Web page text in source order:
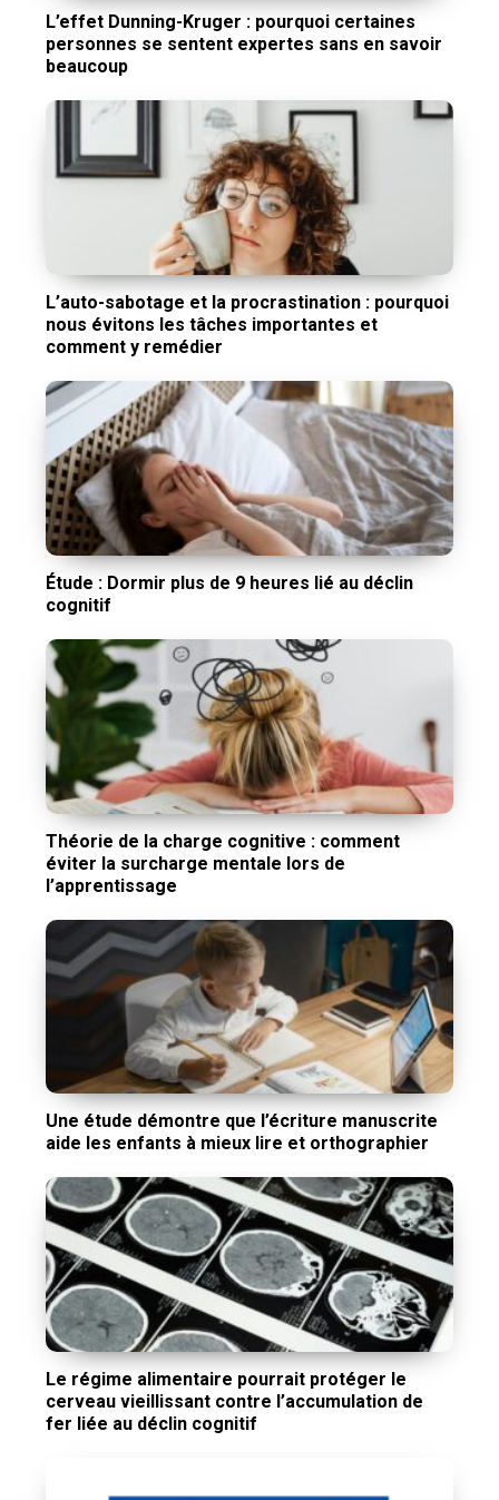
L’effet Dunning-Kruger : pourquoi certaines
personnes se sentent expertes sans en savoir
beaucoup
L’auto-sabotage et la procrastination : pourquoi
nous évitons les tâches importantes et
comment y remédier
Étude : Dormir plus de 9 heures lié au déclin
cognitif
Théorie de la charge cognitive : comment
éviter la surcharge mentale lors de
l’apprentissage
Une étude démontre que l’écriture manuscrite
aide les enfants à mieux lire et orthographier
Le régime alimentaire pourrait protéger le
cerveau vieillissant contre l’accumulation de
fer liée au déclin cognitif